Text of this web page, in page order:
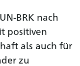
BRK nach
positiven
als auch für
zu